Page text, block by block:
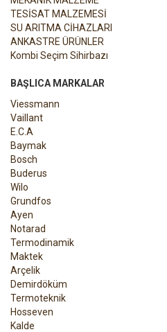
TESİSAT MALZEMESİ
SU ARITMA CİHAZLARI
ANKASTRE ÜRÜNLER
Kombi Seçim Sihirbazı
BAŞLICA MARKALAR
Viessmann
Vaillant
E.C.A
Baymak
Bosch
Buderus
Wilo
Grundfos
Ayen
Notarad
Termodinamik
Maktek
Arçelik
Demirdöküm
Termoteknik
Hosseven
Kalde